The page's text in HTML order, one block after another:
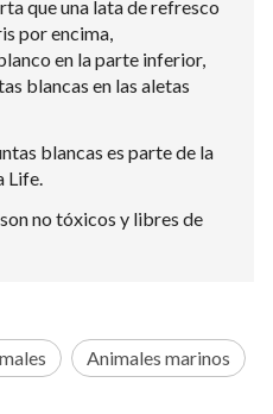
que una lata de refresco
por encima,
en la parte inferior,
blancas en las aletas
blancas es parte de la
Life.
no tóxicos y libres de
Animales marinos